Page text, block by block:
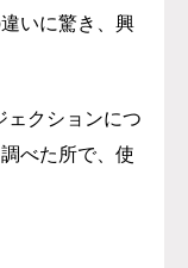
いに驚き、興
ェクションにつ
べた所で、使